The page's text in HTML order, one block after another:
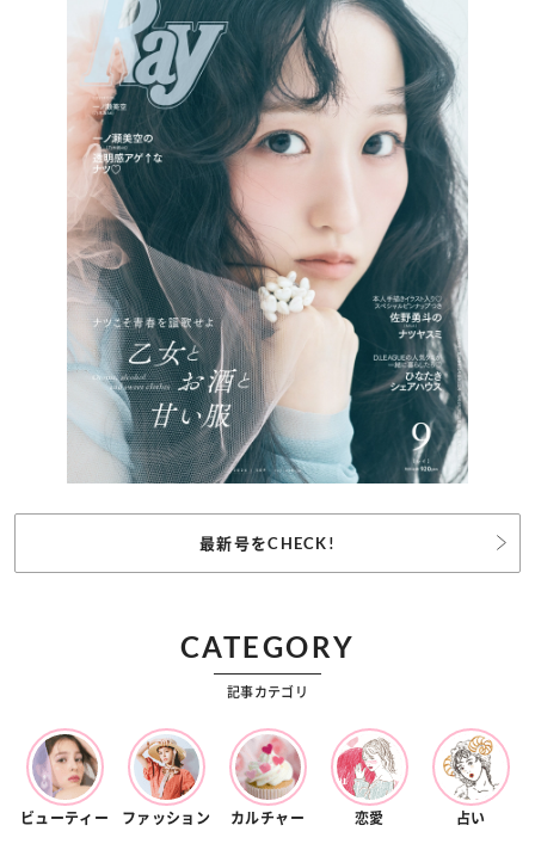
最新号をCHECK!
CATEGORY
記事カテゴリ
ビューティー ファッション カルチャー 恋愛 占い